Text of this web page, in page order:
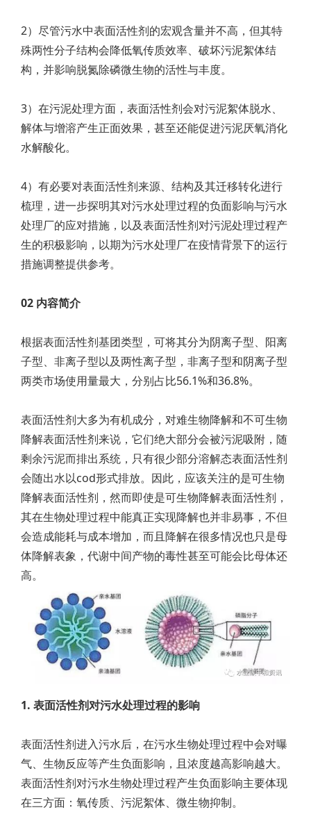
2）尽管污水中表面活性剂的宏观含量并不高，但其特
殊两性分子结构会降低氧传质效率、破坏污泥絮体结
构，并影响脱氮除磷微生物的活性与丰度。
3）在污泥处理方面，表面活性剂会对污泥絮体脱水、
解体与增溶产生正面效果，甚至还能促进污泥厌氧消化
水解酸化。
4）有必要对表面活性剂来源、结构及其迁移转化进行
梳理，进一步探明其对污水处理过程的负面影响与污水
处理厂的应对措施，以及表面活性剂对污泥处理过程产
生的积极影响，以期为污水处理厂在疫情背景下的运行
措施调整提供参考。
02 内容简介
根据表面活性剂基团类型，可将其分为阴离子型、阳离
子型、非离子型以及两性离子型，非离子型和阴离子型
两类市场使用量最大，分别占比56.1%和36.8%。
表面活性剂大多为有机成分，对难生物降解和不可生物
降解表面活性剂来说，它们绝大部分会被污泥吸附，随
剩余污泥而排出系统，只有很少部分溶解态表面活性剂
会随出水以cod形式排放。因此，应该关注的是可生物
降解表面活性剂，然而即使是可生物降解表面活性剂，
其在生物处理过程中能真正实现降解也并非易事，不但
会造成能耗与成本增加，而且降解在很多情况也只是母
体降解表象，代谢中间产物的毒性甚至可能会比母体还
高。
1. 表面活性剂对污水处理过程的影响
表面活性剂进入污水后，在污水生物处理过程中会对曝
气、生物反应等产生负面影响，且浓度越高影响越大。
表面活性剂对污水生物处理过程产生负面影响主要体现
在三方面：氧传质、污泥絮体、微生物抑制。